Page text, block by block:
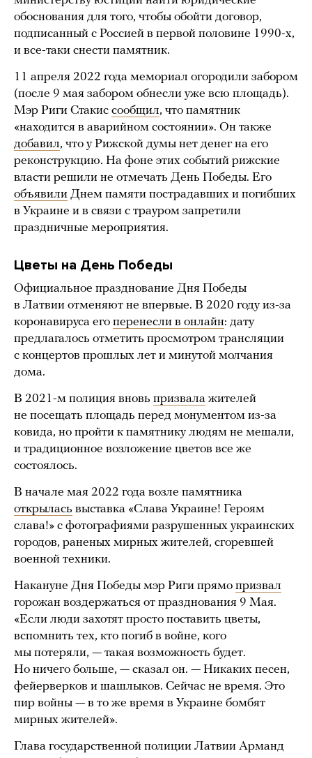
обоснования для того, чтобы обойти договор,
подписанный с Россией в первой половине 1990-х,
и все-таки снести памятник.
11 апреля 2022 года мемориал огородили забором
(после 9 мая забором обнесли уже всю площадь).
Мэр Риги Стакис сообщил, что памятник
«находится в аварийном состоянии». Он также
добавил, что у Рижской думы нет денег на его
реконструкцию. На фоне этих событий рижские
власти решили не отмечать День Победы. Его
объявили Днем памяти пострадавших и погибших
в Украине и в связи с трауром запретили
праздничные мероприятия.
Цветы на День Победы
Официальное празднование Дня Победы
в Латвии отменяют не впервые. В 2020 году из-за
коронавируса его перенесли в онлайн: дату
предлагалось отметить просмотром трансляции
с концертов прошлых лет и минутой молчания
дома.
В 2021-м полиция вновь призвала жителей
не посещать площадь перед монументом из-за
ковида, но пройти к памятнику людям не мешали,
и традиционное возложение цветов все же
состоялось.
В начале мая 2022 года возле памятника
открылась выставка «Слава Украине! Героям
слава!» с фотографиями разрушенных украинских
городов, раненых мирных жителей, сгоревшей
военной техники.
Накануне Дня Победы мэр Риги прямо призвал
горожан воздержаться от празднования 9 Мая.
«Если люди захотят просто поставить цветы,
вспомнить тех, кто погиб в войне, кого
мы потеряли, — такая возможность будет.
Но ничего больше, — сказал он. — Никаких песен,
фейерверков и шашлыков. Сейчас не время. Это
пир войны — в то же время в Украине бомбят
мирных жителей».
Глава государственной полиции Латвии Арманд